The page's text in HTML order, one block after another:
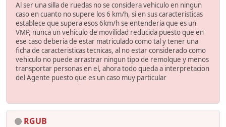
Al ser una silla de ruedas no se considera vehiculo en ningun
caso en cuanto no supere los 6 km/h, si en sus caracteristicas
establece que supera esos 6km/h se entenderia que es un
VMP, nunca un vehiculo de movilidad reducida puesto que en
ese caso deberia de estar matriculado como tal y tener una
ficha de caracteristicas tecnicas, al no estar considerado como
vehiculo no puede arrastrar ningun tipo de remolque y menos
transportar personas en el, ahora todo queda a interpretacion
del Agente puesto que es un caso muy particular
RGUB